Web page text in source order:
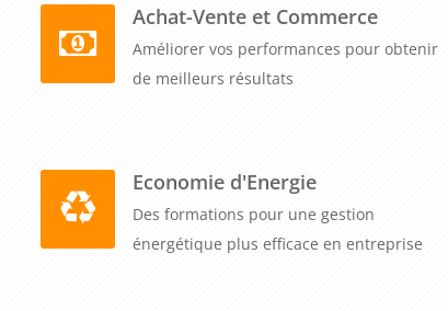
Achat-Vente et Commerce
Améliorer vos performances pour obtenir
de meilleurs résultats
Economie d'Energie
Des formations pour une gestion
énergétique plus efficace en entreprise